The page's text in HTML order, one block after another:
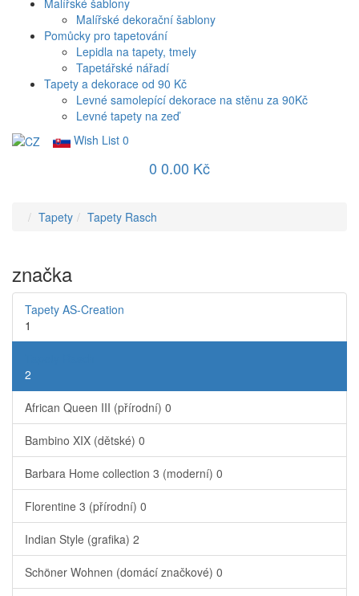
Malířské šablony
Malířské dekorační šablony
Pomůcky pro tapetování
Lepidla na tapety, tmely
Tapetářské nářadí
Tapety a dekorace od 90 Kč
Levné samolepící dekorace na stěnu za 90Kč
Levné tapety na zeď
Wish List 0
0 0.00 Kč
Tapety Tapety Rasch
značka
Tapety AS-Creation
1
2
African Queen III (přírodní) 0
Bambino XIX (dětské) 0
Barbara Home collection 3 (moderní) 0
Florentine 3 (přírodní) 0
Indian Style (grafika) 2
Schöner Wohnen (domácí značkové) 0